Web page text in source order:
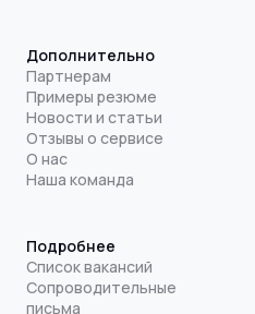
Дополнительно
Партнерам
Примеры резюме
Новости и статьи
Отзывы о сервисе
О нас
Наша команда
Подробнее
Список вакансий
Сопроводительные
письма